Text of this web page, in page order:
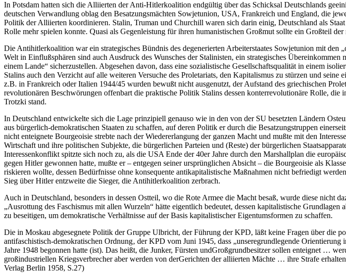
In Potsdam hatten sich die Alliierten der Anti-Hitlerkoalition endgültig über das Schicksal Deutschlands
deutschen Verwandlung oblag den Besatzungsmächten Sowjetunion, USA, Frankreich und England, die
Politik der Alliierten koordinieren. Stalin, Truman und Churchill waren sich darin einig, Deutschland als
Rolle mehr spielen konnte. Quasi als Gegenleistung für ihren humanistischen Großmut sollte ein Großteil
Die Antihitlerkoalition war ein strategisches Bündnis des degenerierten Arbeiterstaates Sowjetunion mit
Welt in Einflußsphären sind auch Ausdruck des Wunsches der Stalinisten, ein strategisches
einem Lande“ sicherzustellen. Abgesehen davon, dass eine sozialistische Gesellschaftsqualität in einem
Stalins auch den Verzicht auf alle weiteren Versuche des Proletariats, den Kapitalismus zu stürzen und
z.B. in Frankreich oder Italien 1944/45 wurden bewußt nicht ausgenutzt, der Aufstand des griechischen
revolutionären Beschwörungen offenbart die praktische Politik Stalins dessen konterrevolutionäre Rolle,
Trotzki stand.
In Deutschland entwickelte sich die Lage prinzipiell genauso wie in den von der SU besetzten Ländern
aus bürgerlich-demokratischen Staaten zu schaffen, auf deren Politik er durch die Besatzungstruppen
nicht enteignete Bourgeoisie strebte nach der Wiedererlangung der ganzen Macht und mußte mit den
Wirtschaft und ihre politischen Subjekte, die bürgerlichen Parteien und (Reste) der bürgerlichen
Interessenkonflikt spitzte sich noch zu, als die USA Ende der 40er Jahre durch den Marshallplan die
gegen Hitler gewonnen hatte, mußte er – entgegen seiner ursprünglichen Absicht – die Bourgeoisie als
riskieren wollte, dessen Bedürfnisse ohne konsequente antikapitalistische Maßnahmen nicht befriedigt
Sieg über Hitler entzweite die Sieger, die Antihitlerkoalition zerbrach.
Auch in Deutschland, besonders in dessen Ostteil, wo die Rote Armee die Macht besaß, wurde diese nicht
„Ausrottung des Faschismus mit allen Wurzeln“ hätte eigentlich bedeutet, dessen kapitalistische
zu beseitigen, um demokratische Verhältnisse auf der Basis kapitalistischer Eigentumsformen zu schaffen.
Die in Moskau abgesegnete Politik der Gruppe Ulbricht, der Führung der KPD, läßt keine Fragen über die
antifaschistisch-demokratischen Ordnung‚ der KPD vom Juni 1945, dass „unseregrundlegende
Jahre 1948 begonnen hatte (ist). Das heißt, die Junker, Fürsten undGroßgrundbesitzer sollen enteignet …
großindustriellen Kriegsverbrecher aber werden von derGerichten der alliierten Mächte … ihre Strafe
Verlag Berlin 1958, S.27)